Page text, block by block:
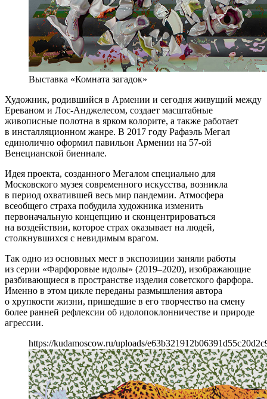
Выставка «Комната загадок»
Художник, родившийся в Армении и сегодня живущий между
Ереваном и Лос-Анджелесом, создает масштабные
живописные полотна в ярком колорите, а также работает
в инсталляционном жанре. В 2017 году Рафаэль Мегал
единолично оформил павильон Армении на 57-ой
Венецианской биеннале.
Идея проекта, созданного Мегалом специально для
Московского музея современного искусства, возникла
в период охватившей весь мир пандемии. Атмосфера
всеобщего страха побудила художника изменить
первоначальную концепцию и сконцентрироваться
на воздействии, которое страх оказывает на людей,
столкнувшихся с невидимым врагом.
Так одно из основных мест в экспозиции заняли работы
из серии «Фарфоровые идолы» (2019–2020), изображающие
разбивающиеся в пространстве изделия советского фарфора.
Именно в этом цикле переданы размышления автора
о хрупкости жизни, пришедшие в его творчество на смену
более ранней рефлексии об идолопоклонничестве и природе
агрессии.
https://kudamoscow.ru/uploads/